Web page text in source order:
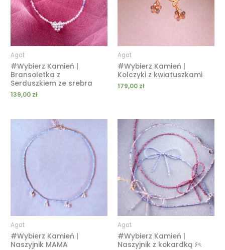
Agat
#Wybierz Kamień |
Bransoletka z
Serduszkiem ze srebra
139,00 zł
Agat
#Wybierz Kamień |
Kolczyki z kwiatuszkami
179,00 zł
Agat
#Wybierz Kamień |
Naszyjnik MAMA
cen:
od
219,00 zł
269,00 zł
Agat
#Wybierz Kamień |
Naszyjnik z kokardką ۶ৎ
cen:
od
189,00 zł
do
209,00 zł